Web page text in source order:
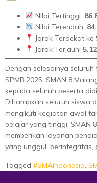
Nilai Tertinggi:
Nilai Terendah:
Jarak Terdekat ke
Jarak Terjauh:
Dengan selesainya
SPMB 2025, SMAN 8
kepada seluruh peserta
Diharapkan seluruh siswa
mengikuti kegiatan awal
belajar yang tinggi. SMAN
memberikan layanan
yang unggul, berintegritas,
Tagged #SMAIndonesia